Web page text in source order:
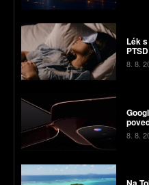
Lék
PTSD
8. 8.
8. 8.